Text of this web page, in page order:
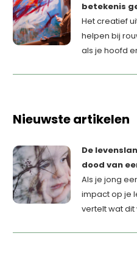
betekenis
Het creatief
helpen bij
als je hoofd
Nieuwste artikelen
De
dood van
Als je jong
impact op je
vertelt wat